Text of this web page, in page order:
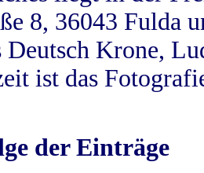
8, 36043 Fulda
Deutsch Krone,
ist das
der Einträge